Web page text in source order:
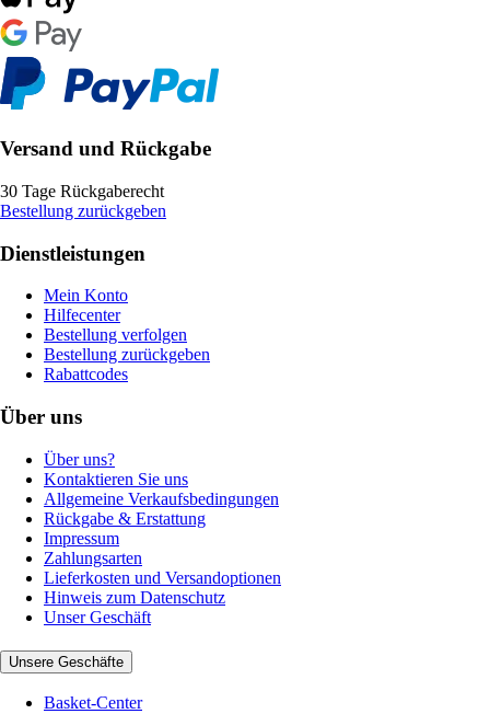
Versand und Rückgabe
30 Tage Rückgaberecht
Bestellung zurückgeben
Dienstleistungen
Mein Konto
Hilfecenter
Bestellung verfolgen
Bestellung zurückgeben
Rabattcodes
Über uns
Über uns?
Kontaktieren Sie uns
Allgemeine Verkaufsbedingungen
Rückgabe & Erstattung
Impressum
Zahlungsarten
Lieferkosten und Versandoptionen
Hinweis zum Datenschutz
Unser Geschäft
Unsere Geschäfte
Basket-Center